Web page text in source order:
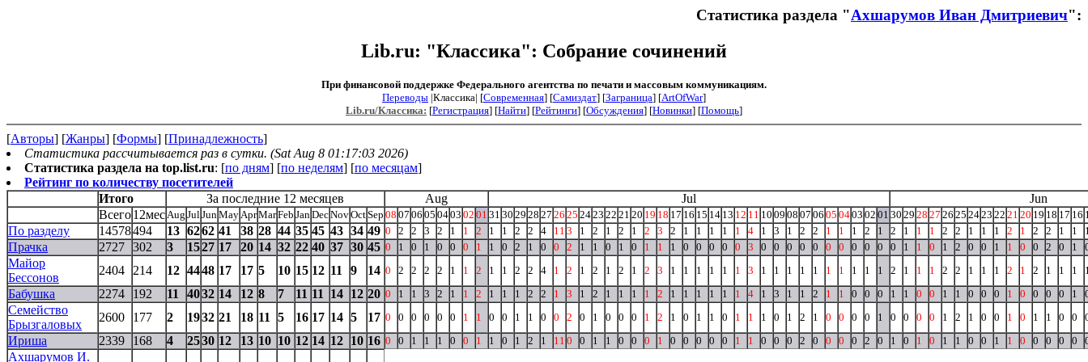
Статистика раздела "Ахшарумов Иван Дмитриевич":
Lib.ru: "Классика": Собрание сочинений
При финансовой поддержке Федерального агентства по печати и массовым коммуникациям.
Переводы |Классика| [Современная] [Самиздат] [Заграница] [ArtOfWar]
Lib.ru/Классика: [Регистрация] [Найти] [Рейтинги] [Обсуждения] [Новинки] [Помощь]
[Авторы] [Жанры] [Формы] [Принадлежность]
Статистика рассчитывается раз в сутки. (Sat Aug 8 01:17:03 2026)
Статистика раздела на top.list.ru: [по дням] [по неделям] [по месяцам]
Рейтинг по количеству посетителей
Итого
За последние 12 месяцев Aug Jul
Jun
Всего12мес Aug Jul Jun May AprMarFeb Jan DecNovOctSep 08 07 06 05 0403 02 01 31 30 29 28 27 26 25 2423 22 21 20 19 18 17 16 15 14 13 12 11 10 09 08 07 06 05 0403 02 01 30 29 28 27 26 25 2423 22 21 20 19 18 17 16
По разделу 14578494 13 6262 41 38 28 44 35 45 43 34 49 0 2 2 3 2 1 1 2 1 1 2 2 4 11 3 1 2 1 2 1 2 3 2 1 1 1 1 1 4 1 3 1 2 2 1 1 1 2 1 2 1 1 1 2 2 1 1 1 2 1 2 2 1 1
Прачка 2727 302 3 1527 17 20 14 32 22 40 37 30 45 0 1 0 1 0 0 0 1 1 0 2 1 0 0 2 1 1 0 1 0 1 1 1 0 0 0 0 0 3 0 0 0 0 0 0 0 0 0 0 0 1 1 0 1 2 0 0 1 1 0 0 2 0 1
Майор
Бессонов
2404 214 12 4448 17 17 5 10 15 12 11 9 14 0 2 2 2 2 1 1 2 1 1 2 2 4 1 2 1 2 1 2 1 2 3 1 1 1 1 1 1 3 1 1 1 1 1 1 1 1 1 1 2 1 1 1 2 2 1 1 1 2 1 2 1 1 1
Бабушка 2274 192 11 4032 14 12 8 7 11 11 14 12 20 0 1 1 3 2 1 1 2 1 1 1 2 2 1 3 1 2 1 1 1 1 2 1 1 1 1 1 1 4 1 3 1 1 2 1 1 0 0 0 1 1 0 0 1 1 0 0 0 1 0 0 0 0 1
Семейство
Брызгаловых
2600 177 2 1932 21 18 11 5 16 17 14 5 17 0 0 0 0 0 0 1 1 0 0 1 1 0 0 2 0 1 0 0 0 1 2 1 0 1 1 0 1 1 1 0 1 2 1 0 0 0 0 1 0 0 0 0 1 2 1 0 0 1 0 1 1 0 0
Ириша 2339 168 4 2530 12 13 10 10 12 14 12 10 16 0 0 1 1 1 0 0 1 1 0 1 2 1 11 0 0 1 1 0 0 0 1 0 0 0 0 0 1 1 0 0 0 2 0 0 0 0 2 0 1 0 1 0 1 1 0 0 1 1 0 0 0 0 0
Ахшарумов И.